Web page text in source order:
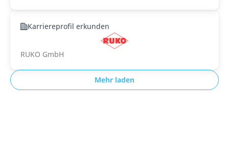
Karriereprofil erkunden
RUKO GmbH
Mehr laden